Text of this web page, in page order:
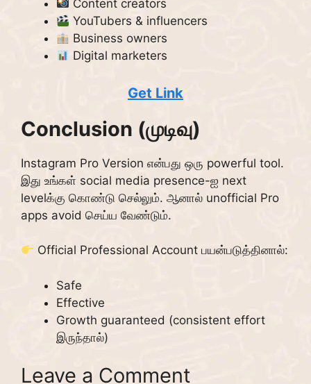
Content creators
YouTubers & influencers
Business owners
Digital marketers
Get Link
Conclusion (முடிவு)
Instagram Pro Version என்பது ஒரு powerful tool.
இது உங்கள் social media presence-ஐ next
levelக்கு கொண்டு செல்லும். ஆனால் unofficial Pro
apps avoid செய்ய வேண்டும்.
Official Professional Account பயன்படுத்தினால்:
Safe
Effective
Growth guaranteed (consistent effort
இருந்தால்)
Leave a Comment